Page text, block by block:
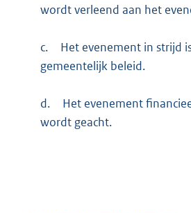
wordt verleend aan het
c.
Het evenement in strijd
gemeentelijk beleid.
d.
Het evenement
wordt geacht.